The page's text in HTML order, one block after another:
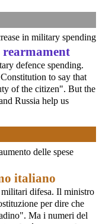
dei Diritti Umani
la brutalità e l'entità
e gli Emirati Arabi
il genocidio del Sudan,
e poi con quello del
e gli Emirati Arabi
è oggetto di indagine da
finestra di opportunità per
militare GCAPA pochi
GCAP (Global Combat Air
promosso da
di opportunità per il
oggi il GIP
di Pordenone ha deciso di
presentata da un
di armi nucleari
in military spending
defence spending.
to say that
of the citizen". But the
Russia help us
delle spese
italiano
difesa. Il ministro
per dire che
Ma i numeri del